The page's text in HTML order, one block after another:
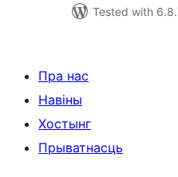
Tested with
Пра нас
Навіны
Хостынг
Прыватнасць